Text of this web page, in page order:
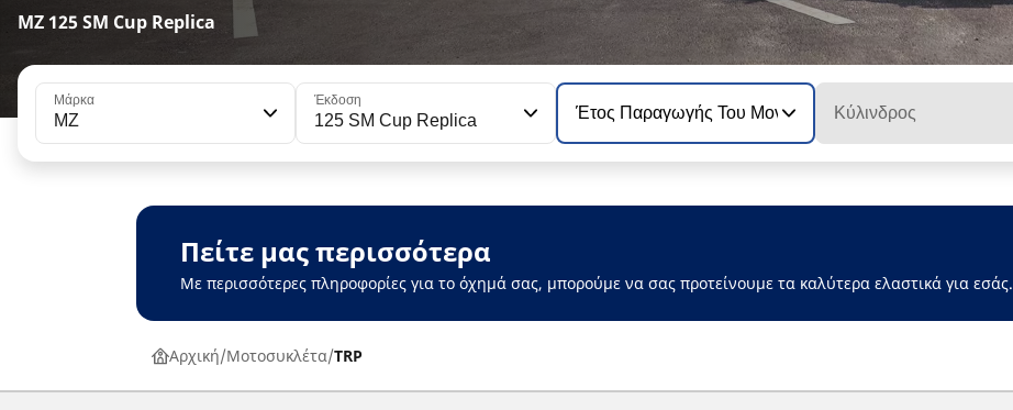
MZ 125 SM Cup Replica
Μάρκα
MZ
Έκδοση
125 SM Cup Replica Έτος Παραγωγής Του Μοντέλου Κύλινδρος
Πείτε μας περισσότερα
Με περισσότερες πληροφορίες για το όχημά σας, μπορούμε να σας προτείνουμε τα καλύτερα ελαστικά για εσάς.
Αρχική Μοτοσυκλέτα TRP